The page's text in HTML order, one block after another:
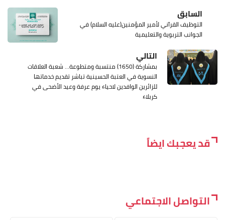
السابق
التوظيف القرآني لأمير المؤمنين(عليه السلام) في
الجوانب التربوية والتعليمية
التالي
بمشاركة (1650) منتسبة ومتطوعة… شعبة العلاقات
النسوية في العتبة الحسينية تباشر تقديم خدماتها
للزائرين الوافدين لاحياء يوم عرفة وعيد الأضحى في
كربلاء
قد يعجبك ايضاً
التواصل الاجتماعي